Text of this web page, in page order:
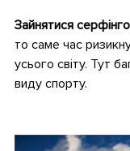
Зайнятися
то саме час
усього світу. Тут
виду спорту.